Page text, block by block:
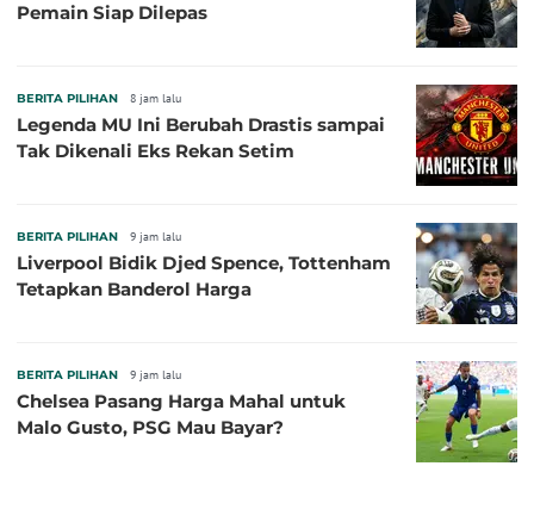
Pemain Siap Dilepas
BERITA PILIHAN 8 jam lalu
Legenda MU Ini Berubah Drastis sampai
Tak Dikenali Eks Rekan Setim
BERITA PILIHAN 9 jam lalu
Liverpool Bidik Djed Spence, Tottenham
Tetapkan Banderol Harga
BERITA PILIHAN 9 jam lalu
Chelsea Pasang Harga Mahal untuk
Malo Gusto, PSG Mau Bayar?